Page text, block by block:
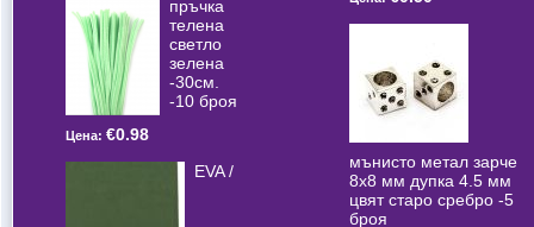
пръчка
телена
светлo
зелена
-30см.
-10 броя
Цена: €0.98
EVA /
мънисто метал зарче
8x8 мм дупка 4.5 мм
цвят старо сребро -5
броя